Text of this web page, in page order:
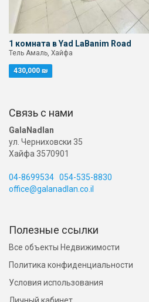
1 комната в Yad LaBanim Road
Тель Амаль, Хайфа
430,000 ₪
Связь с нами
GalaNadlan
ул. Черниховски 35
Хайфа 3570901
04-8699534 054-535-8830
office@galanadlan.co.il
Полезные ссылки
Все объекты Недвижимости
Политика конфиденциальности
Условия использования
Личный кабинет